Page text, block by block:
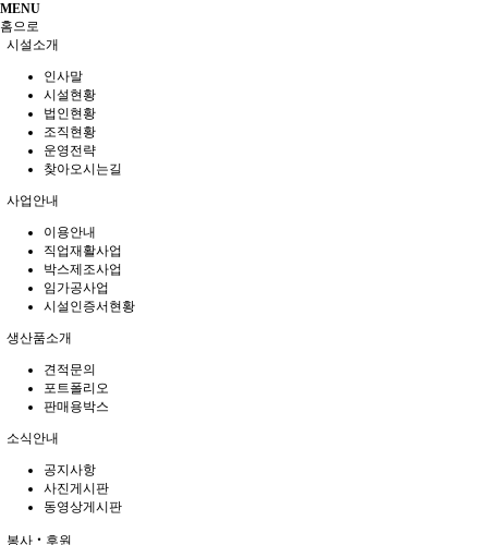
MENU
홈으로
시설소개
인사말
시설현황
법인현황
조직현황
운영전략
찾아오시는길
사업안내
이용안내
직업재활사업
박스제조사업
임가공사업
시설인증서현황
생산품소개
견적문의
포트폴리오
판매용박스
소식안내
공지사항
사진게시판
동영상게시판
봉사‧후원